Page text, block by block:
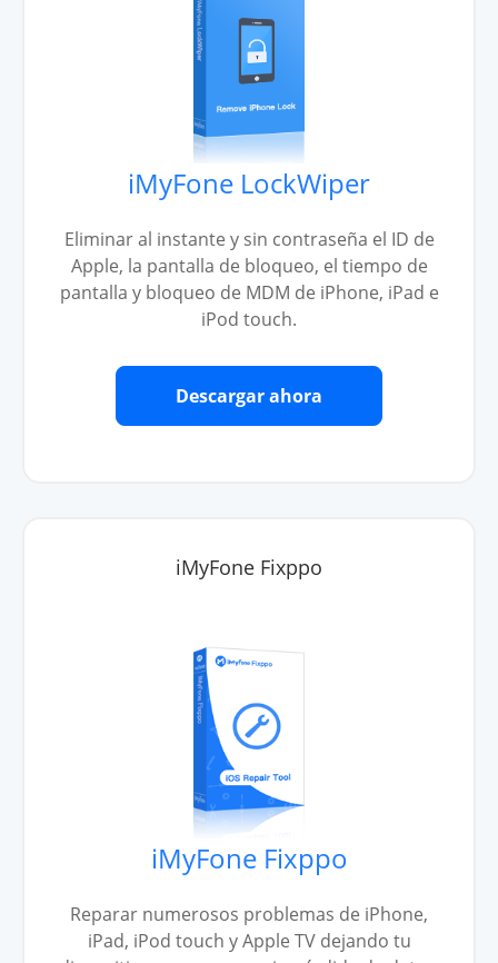
iMyFone LockWiper
Eliminar al instante y sin contraseña el ID de
Apple, la pantalla de bloqueo, el tiempo de
pantalla y bloqueo de MDM de iPhone, iPad e
iPod touch.
Descargar ahora
iMyFone Fixppo
iMyFone Fixppo
Reparar numerosos problemas de iPhone,
iPad, iPod touch y Apple TV dejando tu